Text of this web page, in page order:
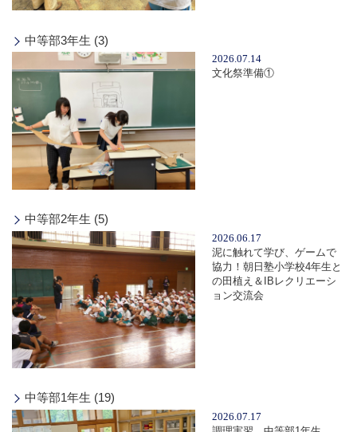
中等部3年生 (3)
2026.07.14
文化祭準備①
中等部2年生 (5)
2026.06.17
泥に触れて学び、ゲームで
協力！朝日塾小学校4年生と
の田植え＆IBレクリエーシ
ョン交流会
中等部1年生 (19)
2026.07.17